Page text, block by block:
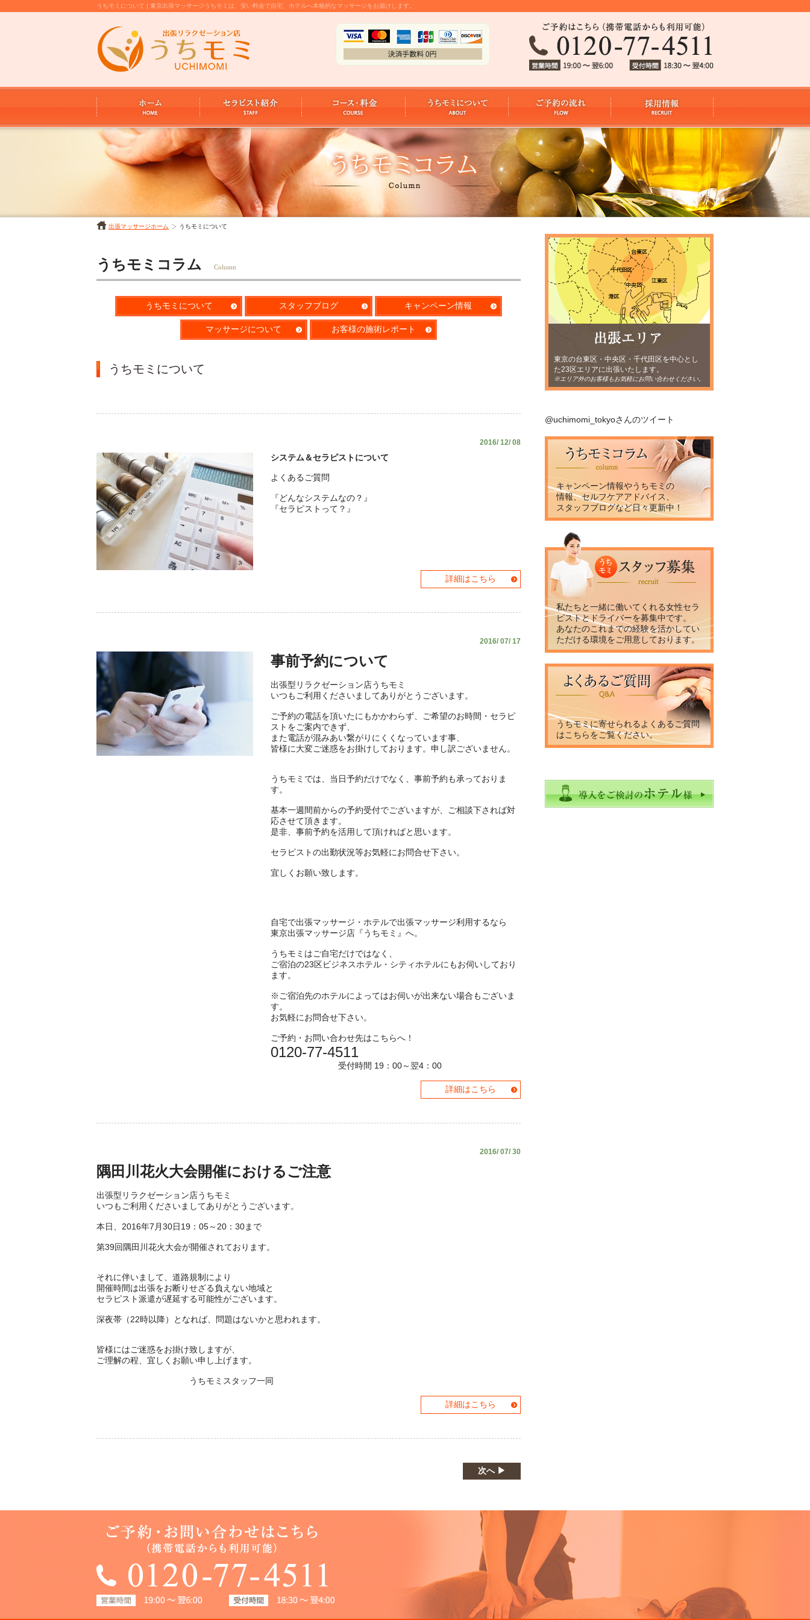
うちモミについて | 東京出張マッサージうちモミは、安い料金で自宅、ホテルへ本格的なマッサージをお届けします。
出張マッサージホーム うちモミについて
うちモミコラム Column
うちモミについて スタッフブログ キャンペーン情報
マッサージについて お客様の施術レポート
うちモミについて
2016/ 12/ 08
システム＆セラピストについて
よくあるご質問
『どんなシステムなの？』
『セラピストって？』
詳細はこちら
2016/ 07/ 17
事前予約について
出張型リラクゼーション店うちモミ
いつもご利用くださいましてありがとうございます。
ご予約の電話を頂いたにもかかわらず、ご希望のお時間・セラピ
ストをご案内できず、
また電話が混みあい繋がりにくくなっています事、
皆様に大変ご迷惑をお掛けしております。申し訳ございません。
うちモミでは、当日予約だけでなく、事前予約も承っておりま
す。
基本一週間前からの予約受付でございますが、ご相談下されば対
応させて頂きます。
是非、事前予約を活用して頂ければと思います。
セラピストの出勤状況等お気軽にお問合せ下さい。
宜しくお願い致します。
自宅で出張マッサージ・ホテルで出張マッサージ利用するなら
東京出張マッサージ店『うちモミ』へ。
うちモミはご自宅だけではなく、
ご宿泊の23区ビジネスホテル・シティホテルにもお伺いしており
ます。
※ご宿泊先のホテルによってはお伺いが出来ない場合もございま
す。
お気軽にお問合せ下さい。
ご予約・お問い合わせ先はこちらへ！
0120-77-4511
受付時間 19：00～翌4：00
詳細はこちら
2016/ 07/ 30
隅田川花火大会開催におけるご注意
出張型リラクゼーション店うちモミ
いつもご利用くださいましてありがとうございます。
本日、2016年7月30日19：05～20：30まで
第39回隅田川花火大会が開催されております。
それに伴いまして、道路規制により
開催時間は出張をお断りせざる負えない地域と
セラピスト派遣が遅延する可能性がございます。
深夜帯（22時以降）となれば、問題はないかと思われます。
皆様にはご迷惑をお掛け致しますが、
ご理解の程、宜しくお願い申し上げます。
うちモミスタッフ一同
詳細はこちら
次へ ▶
東京の台東区・中央区・千代田区を中心とし
た23区エリアに出張いたします。
※エリア外のお客様もお気軽にお問い合わせください。
@uchimomi_tokyoさんのツイート
キャンペーン情報やうちモミの
情報、セルフケアアドバイス、
スタッフブログなど日々更新中！
私たちと一緒に働いてくれる女性セラ
ピストとドライバーを募集中です。
あなたのこれまでの経験を活かしてい
ただける環境をご用意しております。
うちモミに寄せられるよくあるご質問
はこちらをご覧ください。